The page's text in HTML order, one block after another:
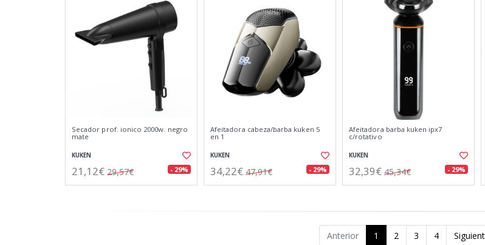
Secador prof. ionico 2000w. negro
mate
KUKEN
21,12€ 29,57€ - 29%
Afeitadora cabeza/barba kuken 5
en 1
KUKEN
34,22€ 47,91€ - 29%
Afeitadora barba kuken ipx7
c/rotativo
KUKEN
32,39€ 45,34€ - 29%
Anterior 1 2 3 4